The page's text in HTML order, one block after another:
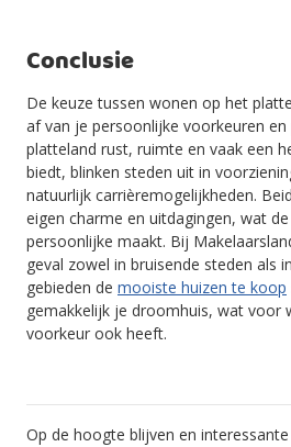
Conclusie
De keuze tussen wonen op het
af van je persoonlijke voorkeuren
platteland rust, ruimte en vaak een
biedt, blinken steden uit in
natuurlijk carrièremogelijkheden.
eigen charme en uitdagingen, wat
persoonlijke maakt. Bij
geval zowel in bruisende steden als
gebieden de mooiste huizen te koop
gemakkelijk je droomhuis, wat voor
voorkeur ook heeft.
Op de hoogte blijven en interessante